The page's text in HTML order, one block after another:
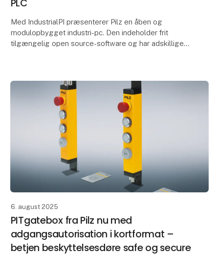
PLC
Med IndustrialPI præsenterer Pilz en åben og
modulopbygget industri-pc. Den indeholder frit
tilgængelig open source-software og har adskillige
6. august 2025
PITgatebox fra Pilz nu med
adgangsautorisation i kortformat –
betjen beskyttelsesdøre safe og secure